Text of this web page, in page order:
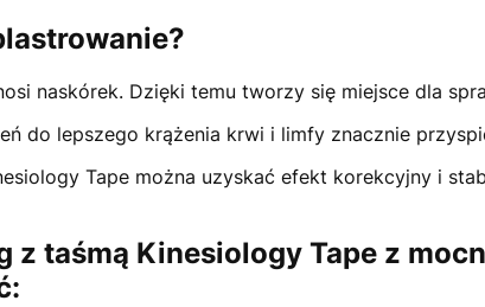
naskórek. Dzięki temu tworzy się miejsce dla
do lepszego krążenia krwi i limfy znacznie
Tape można uzyskać efekt korekcyjny i
z taśmą Kinesiology Tape z